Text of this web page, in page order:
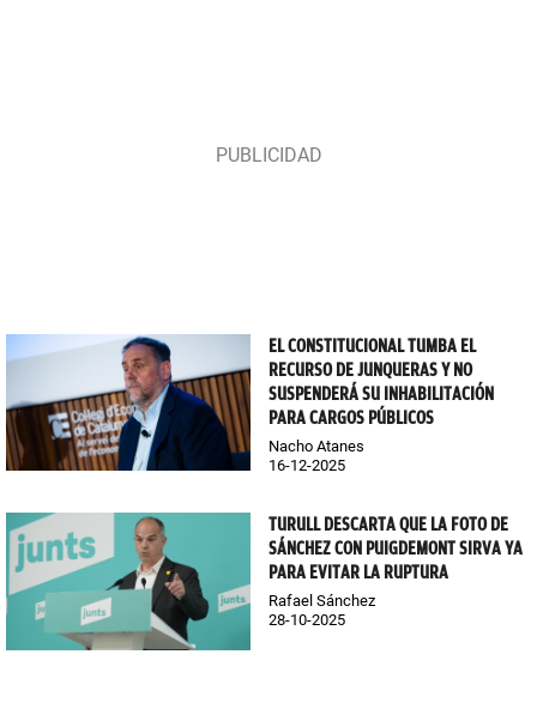
EL CONSTITUCIONAL TUMBA EL
RECURSO DE JUNQUERAS Y NO
SUSPENDERÁ SU INHABILITACIÓN
PARA CARGOS PÚBLICOS
Nacho Atanes
16-12-2025
TURULL DESCARTA QUE LA FOTO DE
SÁNCHEZ CON PUIGDEMONT SIRVA YA
PARA EVITAR LA RUPTURA
Rafael Sánchez
28-10-2025